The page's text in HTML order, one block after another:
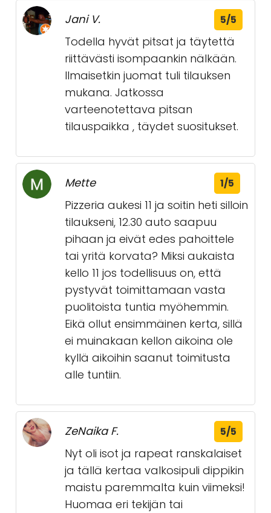
Jani V. 5/5
Todella hyvät pitsat ja täytettä
riittävästi isompaankin nälkään.
Ilmaisetkin juomat tuli tilauksen
mukana. Jatkossa
varteenotettava pitsan
tilauspaikka , täydet suositukset.
Mette 1/5
Pizzeria aukesi 11 ja soitin heti silloin
tilaukseni, 12.30 auto saapuu
pihaan ja eivät edes pahoittele
tai yritä korvata? Miksi aukaista
kello 11 jos todellisuus on, että
pystyvät toimittamaan vasta
puolitoista tuntia myöhemmin.
Eikä ollut ensimmäinen kerta, sillä
ei muinakaan kellon aikoina ole
kyllä aikoihin saanut toimitusta
alle tuntiin.
ZeNaika F. 5/5
Nyt oli isot ja rapeat ranskalaiset
ja tällä kertaa valkosipuli dippikin
maistu paremmalta kuin viimeksi!
Huomaa eri tekijän tai